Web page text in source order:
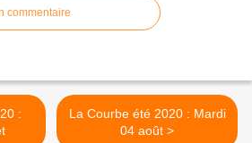
commentaire
La Courbe été 2020 : Mardi
04 août >